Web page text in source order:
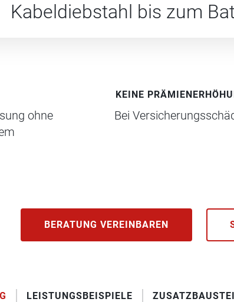
Kabeldiebstahl bis zum
ohne
KEINE
Bei
BERATUNG VEREINBAREN
LEISTUNGSBEISPIELE